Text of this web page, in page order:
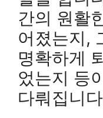
간의 원활
어졌는지,
명확하게
었는지 등
다뤄집니